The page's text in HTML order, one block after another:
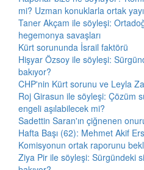
mi? Uzman konuklarla ortak
Taner Akçam ile söyleşi:
hegemonya savaşları
Kürt sorununda İsrail faktörü
Hişyar Özsoy ile söyleşi:
bakıyor?
CHP'nin Kürt sorunu ve Leyla
Roj Girasun ile söyleşi: Çözüm
engeli aşılabilecek mi?
Sadettin Saran'ın çiğnenen
Hafta Başı (62): Mehmet Akif
Komisyonun ortak raporunu
Ziya Pir ile söyleşi: Sürgündeki